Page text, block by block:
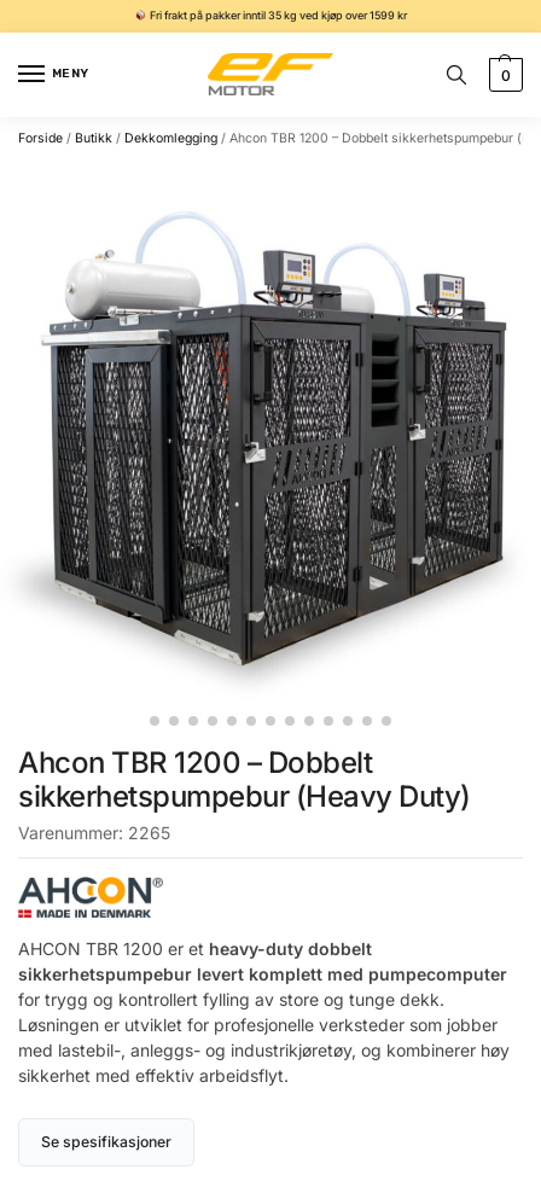
Fri frakt på pakker inntil 35 kg ved kjøp over 1599 kr
MENY 0
Forside / Butikk / Dekkomlegging / Ahcon TBR 1200 – Dobbelt sikkerhetspumpebur
Ahcon TBR 1200 – Dobbelt
sikkerhetspumpebur (Heavy Duty)
Varenummer: 2265
AHCON TBR 1200 er et heavy-duty dobbelt
sikkerhetspumpebur levert komplett med pumpecomputer
for trygg og kontrollert fylling av store og tunge dekk.
Løsningen er utviklet for profesjonelle verksteder som jobber
med lastebil-, anleggs- og industrikjøretøy, og kombinerer høy
sikkerhet med effektiv arbeidsflyt.
Se spesifikasjoner